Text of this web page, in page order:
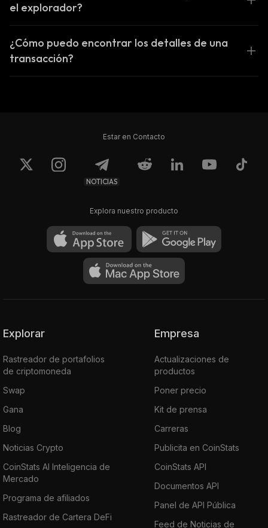
el explorador?
¿Cómo puedo encontrar los detalles de una
transacción?
Estar en Contacto
NOTICIAS
Explora nuestro producto
Explorar
Rastreador de portafolios
de criptomoneda
Swap
Gana
Blog
Noticias Crypto
CoinStats AI Inteligencia de
Mercado
Programa de afiliados
Rastreador de Cartera DeFi
Empresa
Actualizaciones de
productos
Poner precio
Kit de prensa
Carreras
Publicita en CoinStats
CoinStats API
Documentos API
Panel de API Pública
Feed de Noticias de